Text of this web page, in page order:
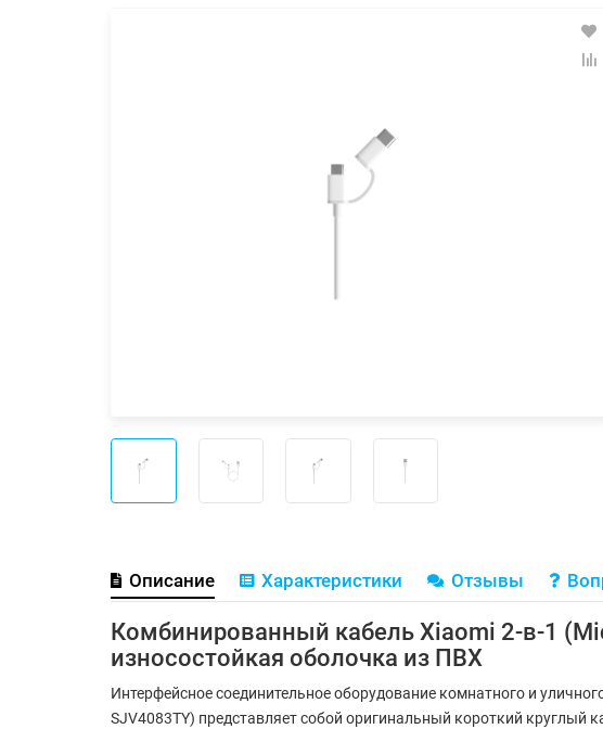
Описание Характеристики Отзывы
Комбинированный кабель Xiaomi 2-в-1
износостойкая оболочка из ПВХ
Интерфейсное соединительное оборудование комнатного и
SJV4083TY) представляет собой оригинальный короткий круглый